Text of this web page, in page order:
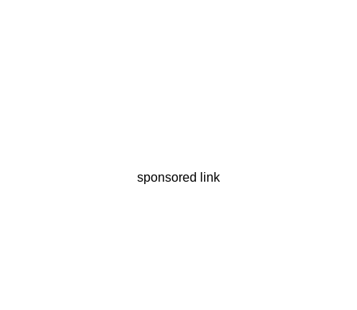
sponsored link